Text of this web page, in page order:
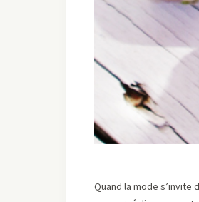
Quand la mode s’invite